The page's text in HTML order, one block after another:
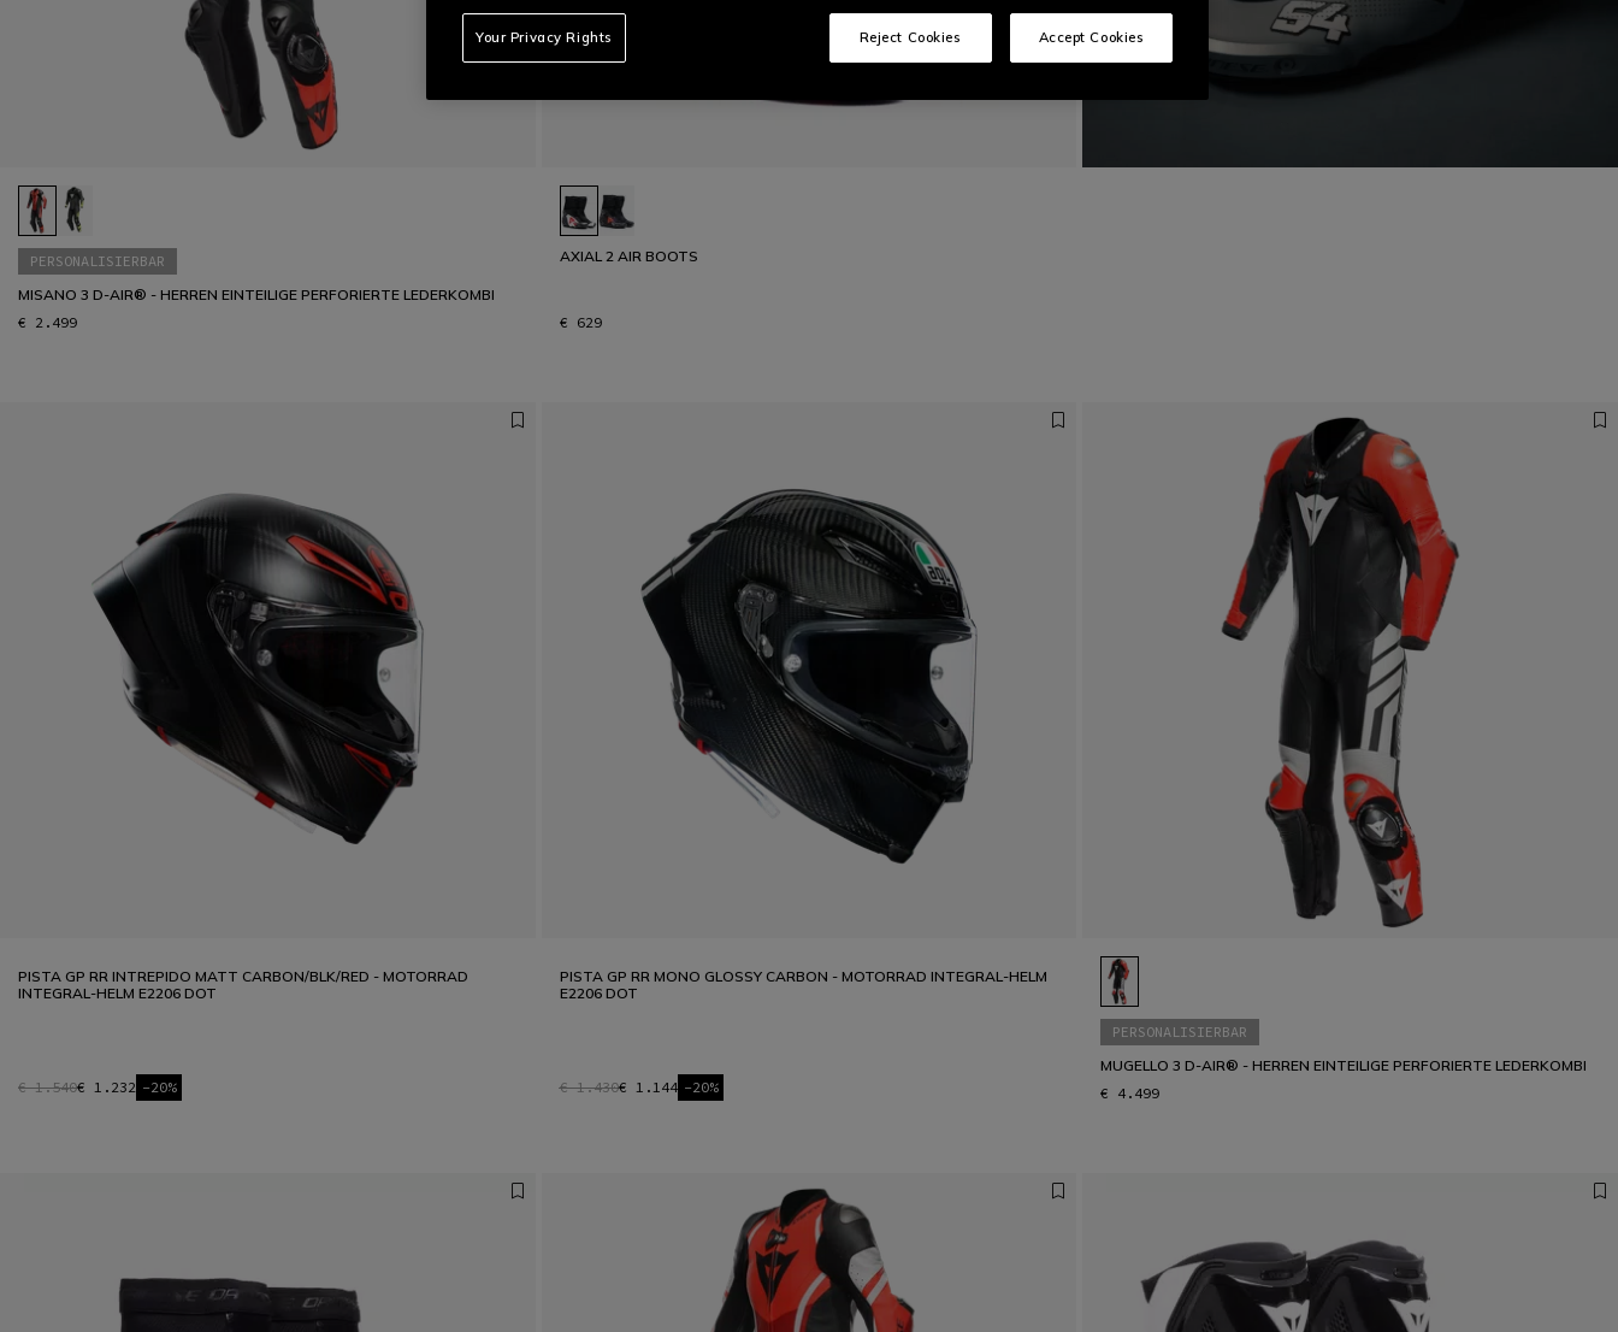
Designed for the
Fastest
LESEN SIE DAS INTERVIEW
PERSONALISIERBAR
MISANO 3 D-AIR® - HERREN EINTEILIGE PERFORIERTE LEDERKOMBI
€ 2.499
AXIAL 2 AIR BOOTS
€ 629
PISTA GP RR INTREPIDO MATT CARBON/BLK/RED - MOTORRAD
INTEGRAL-HELM E2206 DOT
€ 1.540€ 1.232 -20%
PISTA GP RR MONO GLOSSY CARBON - MOTORRAD INTEGRAL-HELM
E2206 DOT
€ 1.430€ 1.144 -20%
PERSONALISIERBAR
MUGELLO 3 D-AIR® - HERREN EINTEILIGE PERFORIERTE LEDERKOMBI
€ 4.499
Your Privacy Rights Reject Cookies Accept Cookies